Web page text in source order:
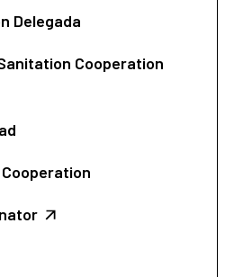
Delegada
Cooperation